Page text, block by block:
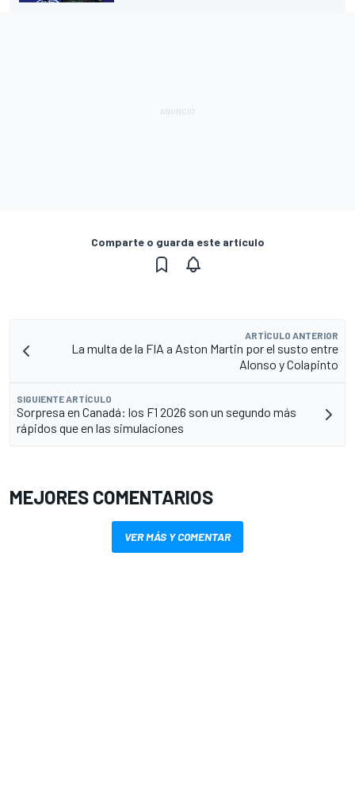
Comparte o guarda este artículo
ARTÍCULO ANTERIOR
La multa de la FIA a Aston Martin por el susto entre
Alonso y Colapinto
SIGUIENTE ARTÍCULO
Sorpresa en Canadá: los F1 2026 son un segundo más
rápidos que en las simulaciones
MEJORES COMENTARIOS
VER MÁS Y COMENTAR